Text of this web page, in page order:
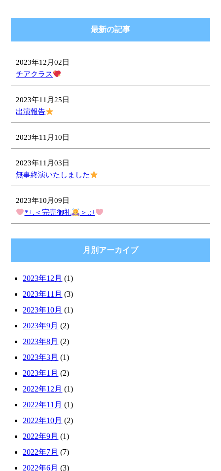
最新の記事
2023年12月02日
チアクラス
2023年11月25日
出演報告
2023年11月10日
2023年11月03日
無事終演いたしました
2023年10月09日
*+.＜完売御礼
＞.:+
月別アーカイブ
2023年12月 (1)
2023年11月 (3)
2023年10月 (1)
2023年9月 (2)
2023年8月 (2)
2023年3月 (1)
2023年1月 (2)
2022年12月 (1)
2022年11月 (1)
2022年10月 (2)
2022年9月 (1)
2022年7月 (7)
2022年6月 (3)